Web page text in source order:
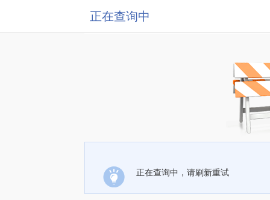
正在查询中
正在查询中，请刷新重试